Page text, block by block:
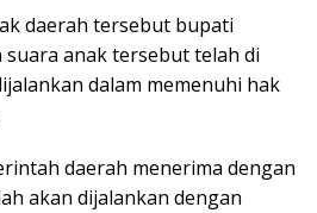
daerah tersebut bupati
suara anak tersebut telah di
dalam memenuhi hak
daerah menerima dengan
akan dijalankan dengan